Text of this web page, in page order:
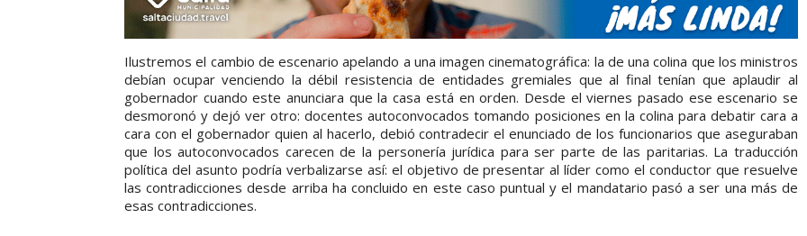
Ilustremos el cambio de escenario apelando a una imagen cinematográfica: la de una colina que los ministros
debían ocupar venciendo la débil resistencia de entidades gremiales que al final tenían que aplaudir al
gobernador cuando este anunciara que la casa está en orden. Desde el viernes pasado ese escenario se
desmoronó y dejó ver otro: docentes autoconvocados tomando posiciones en la colina para debatir cara a
cara con el gobernador quien al hacerlo, debió contradecir el enunciado de los funcionarios que aseguraban
que los autoconvocados carecen de la personería jurídica para ser parte de las paritarias. La traducción
política del asunto podría verbalizarse así: el objetivo de presentar al líder como el conductor que resuelve
las contradicciones desde arriba ha concluido en este caso puntual y el mandatario pasó a ser una más de
esas contradicciones.